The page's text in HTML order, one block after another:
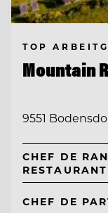
TOP
Mountain
9551
CHEF DE
RESTAURANT
CHEF DE